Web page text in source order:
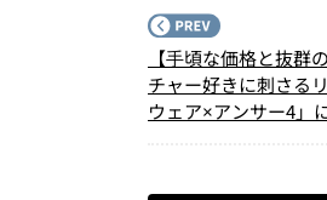
【⼿頃な価格と抜群
チャー好きに刺さる
ウェア×アンサー4」